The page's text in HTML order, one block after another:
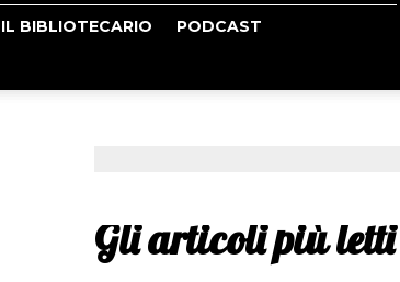
IL BIBLIOTECARIO PODCAST
Gli articoli più letti